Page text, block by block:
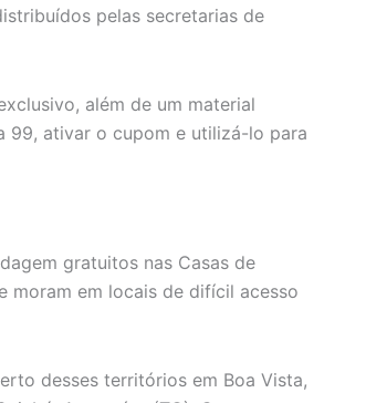
pelas secretarias de
além de um material
99, ativar o cupom e utilizá-lo para
gratuitos nas Casas de
moram em locais de difícil acesso
desses territórios em Boa Vista,